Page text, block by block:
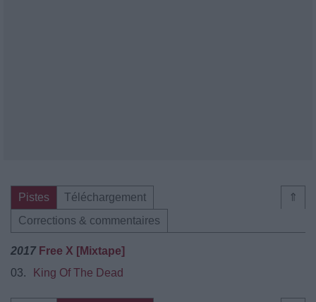
⇑
Pistes
Téléchargement
Corrections & commentaires
2017 Free X [Mixtape]
03.
King Of The Dead